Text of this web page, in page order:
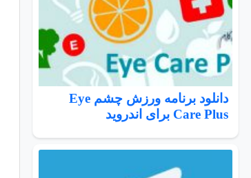
دانلود برنامه ورزش چشم Eye
Care Plus برای اندروید